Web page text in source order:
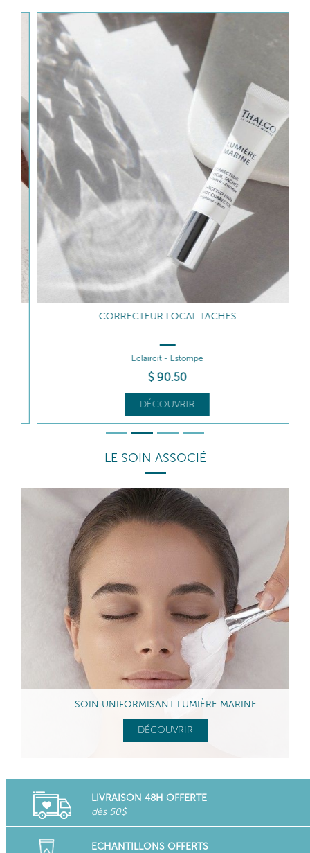
CORRECTEUR LOCAL TACHES
Eclaircit - Estompe
90.50
DÉCOUVRIR
LE SOIN ASSOCIÉ
SOIN UNIFORMISANT LUMIÈRE MARINE
DÉCOUVRIR
LIVRAISON 48H OFFERTE
dès 50$
ECHANTILLONS OFFERTS